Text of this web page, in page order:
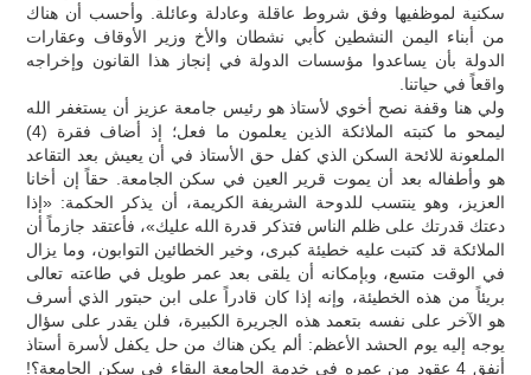
سكنية لموظفيها وفق شروط عاقلة وعادلة وعائلة. وأحسب أن هناك
من أبناء اليمن النشطين كأبي نشطان والأخ وزير الأوقاف وعقارات
الدولة بأن يساعدوا مؤسسات الدولة في إنجاز هذا القانون وإخراجه
واقعاً في حياتنا.
ولي هنا وقفة نصح أخوي لأستاذ هو رئيس جامعة عزيز أن يستغفر الله
ليمحو ما كتبته الملائكة الذين يعلمون ما فعل؛ إذ أضاف فقرة (4)
الملعونة للائحة السكن الذي كفل حق الأستاذ في أن يعيش بعد التقاعد
هو وأطفاله بعد أن يموت قرير العين في سكن الجامعة. حقاً إن أخانا
العزيز، وهو ينتسب للدوحة الشريفة الكريمة، أن يذكر الحكمة: «إذا
دعتك قدرتك على ظلم الناس فتذكر قدرة الله عليك»، فأعتقد جازماً أن
الملائكة قد كتبت عليه خطيئة كبرى، وخير الخطائين التوابون، وما يزال
في الوقت متسع، وبإمكانه أن يلقى بعد عمر طويل في طاعته تعالى
بريئاً من هذه الخطيئة، وإنه إذا كان قادراً على ابن حبتور الذي أسرف
هو الآخر على نفسه بتعمد هذه الجريرة الكبيرة، فلن يقدر على سؤال
يوجه إليه يوم الحشد الأعظم: ألم يكن هناك من حل يكفل لأسرة أستاذ
أنفق 4 عقود من عمره في خدمة الجامعة البقاء في سكن الجامعة؟!